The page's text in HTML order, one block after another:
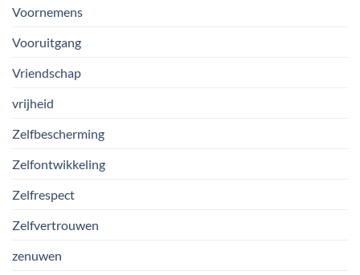
Voornemens
Vooruitgang
Vriendschap
vrijheid
Zelfbescherming
Zelfontwikkeling
Zelfrespect
Zelfvertrouwen
zenuwen